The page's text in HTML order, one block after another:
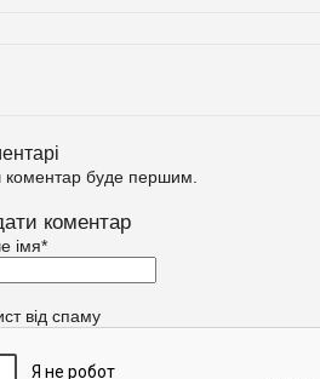
буде першим.
коментар
імя*
від спаму